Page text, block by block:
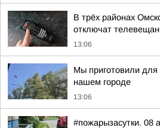
В трёх районах
отключат
13:06
Мы приготовили для
нашем городе
13:06
#пожарызасутки. 08